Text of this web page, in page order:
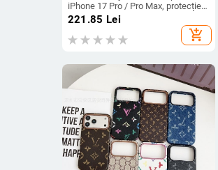
iPhone 17 Pro / Pro Max, protecție
anti-cădere, închidere magnetică,
turnare prin injecție, posibilitate de
personalizare
221.85 Lei
add_shopping_cart